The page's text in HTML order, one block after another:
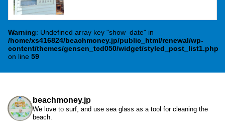
Warning: Undefined array key "show_date" in
/home/xs416824/beachmoney.jp/public_html/renewal/wp-
content/themes/gensen_tcd050/widget/styled_post_list1.php
on line59
beachmoney.jp
We love to surf, and use sea glass as a tool for cleaning the
beach.